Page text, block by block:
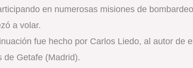
en numerosas misiones de
a volar.
fue hecho por Carlos Liedo, al autor de
de Getafe (Madrid).